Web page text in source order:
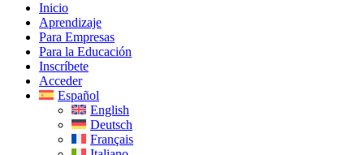
Inicio
Aprendizaje
Para Empresas
Para la Educación
Inscríbete
Acceder
Español
English
Deutsch
Français